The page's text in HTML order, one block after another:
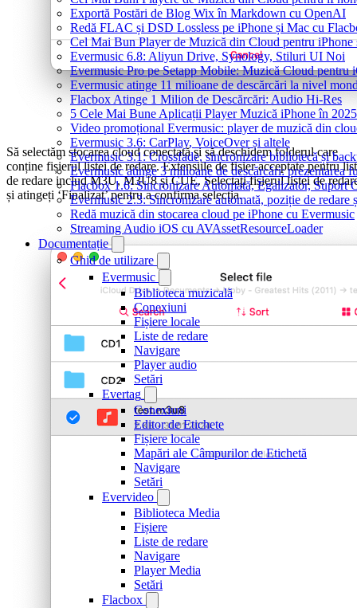
Exportă Postări de Blog Wix în Markdown cu OpenAI
Redă FLAC și DSD Lossless pe iPhone și Mac cu
Cel Mai Bun Player de Muzică din Cloud pentru iPhone
Evermusic 6.8: Aliyun Drive, Synology, Stiluri UI Noi
Evermusic Pro pe Setapp Mobile: Muzică Cloud pentru
Evermusic atinge 11 milioane de descărcări la nivel
Flacbox Atinge 1 Milion de Descărcări: Audio Hi-Res
5 Cele Mai Bune Aplicații Player Muzică iPhone în 2025
Video promoțional Evermusic: player de muzică din
Evermusic 3.6: CarPlay, VoiceOver și altele
Evermusic 3.1: Crossfade, sincronizare bibliotecă și
Evermusic atinge 3 milioane de descărcări: prezentarea
Flacbox 1.6: Sincronizare Automată, Egalizator, Suport
Evermusic 2.3: Sincronizare automată, poziție de redare
Redă muzică din stocarea cloud pe iPhone cu Evermusic
Streaming Audio iOS cu AVAssetResourceLoader
Documentație
Ghid de utilizare
Evermusic
Biblioteca muzicală
Conexiuni
Fișiere locale
Liste de redare
Navigare
Player audio
Setări
Evertag
Conexiuni
Editor de Etichete
Fișiere locale
Mapări ale Câmpurilor de Etichetă
Navigare
Setări
Evervideo
Biblioteca Media
Fișiere
Liste de redare
Navigare
Player Media
Setări
Flacbox
Să selectăm stocarea cloud conectată și să deschidem folderul care
conține fișierul listei de redare. Extensiile de fișier acceptate pentru
de redare includ M3U, M3U8 și CUE. Selectați fișierul listei de
și atingeți ‘Finalizat’ pentru a confirma selecția.